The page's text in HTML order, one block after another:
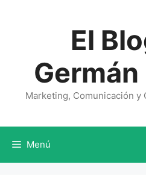
El
Marketing, Comunicación y
Menú